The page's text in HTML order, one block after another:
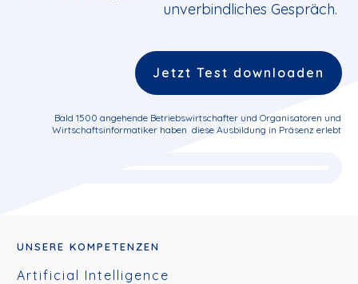
unverbindliches Gespräch.
Jetzt Test downloaden
Bald 1500 angehende Betriebswirtschafter und Organisatoren und
Wirtschaftsinformatiker haben diese Ausbildung in Präsenz erlebt
UNSERE KOMPETENZEN
Artificial Intelligence